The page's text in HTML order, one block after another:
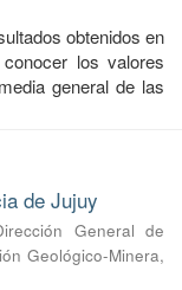
obtenidos en
los valores
general de las
de Jujuy
General de
Geológico-Minera,